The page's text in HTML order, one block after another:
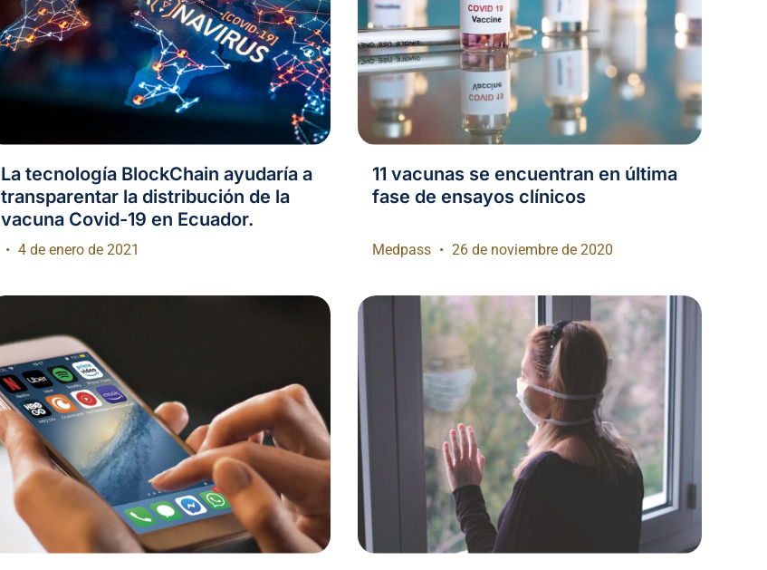
La tecnología BlockChain ayudaría a
transparentar la distribución de la
vacuna Covid-19 en Ecuador.
4 de enero de 2021
11 vacunas se encuentran en última
fase de ensayos clínicos
Medpass 26 de noviembre de 2020